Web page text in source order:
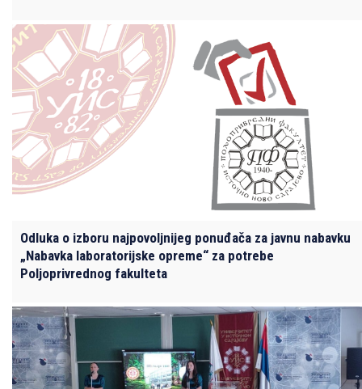
Odluka o izboru najpovoljnijeg ponuđača za javnu nabavku
„Nabavka laboratorijske opreme“ za potrebe
Poljoprivrednog fakulteta